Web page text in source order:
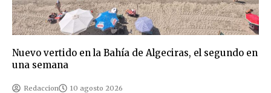
Nuevo vertido en la Bahía de Algeciras, el segundo en
una semana
Redaccion 10 agosto 2026